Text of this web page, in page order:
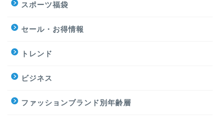
スポーツ福袋
セール・お得情報
トレンド
ビジネス
ファッションブランド別年齢層